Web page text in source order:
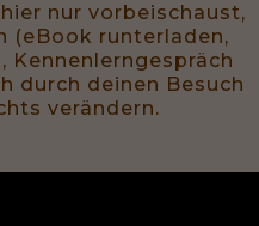
nur vorbeischaust,
(eBook runterladen,
Kennenlerngespräch
durch deinen Besuch
verändern.